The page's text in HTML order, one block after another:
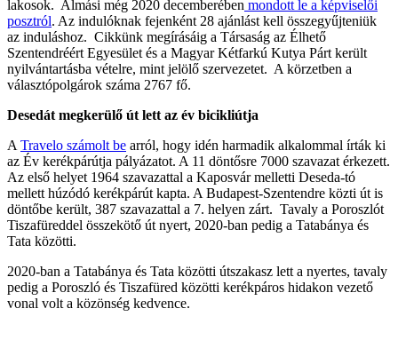
lakosok. Almási még 2020 decemberében mondott le a képviselői
posztról. Az indulóknak fejenként 28 ajánlást kell összegyűjteniük
az induláshoz. Cikkünk megírásáig a Társaság az Élhető
Szentendréért Egyesület és a Magyar Kétfarkú Kutya Párt került
nyilvántartásba vételre, mint jelölő szervezetet. A körzetben a
választópolgárok száma 2767 fő.
Desedát megkerülő út lett az év bicikliútja
A Travelo számolt be arról, hogy idén harmadik alkalommal írták ki
az Év kerékpárútja pályázatot. A 11 döntősre 7000 szavazat érkezett.
Az első helyet 1964 szavazattal a Kaposvár melletti Deseda-tó
mellett húzódó kerékpárút kapta. A Budapest-Szentendre közti út is
döntőbe került, 387 szavazattal a 7. helyen zárt. Tavaly a Poroszlót
Tiszafüreddel összekötő út nyert, 2020-ban pedig a Tatabánya és
Tata közötti.
2020-ban a Tatabánya és Tata közötti útszakasz lett a nyertes, tavaly
pedig a Poroszló és Tiszafüred közötti kerékpáros hidakon vezető
vonal volt a közönség kedvence.